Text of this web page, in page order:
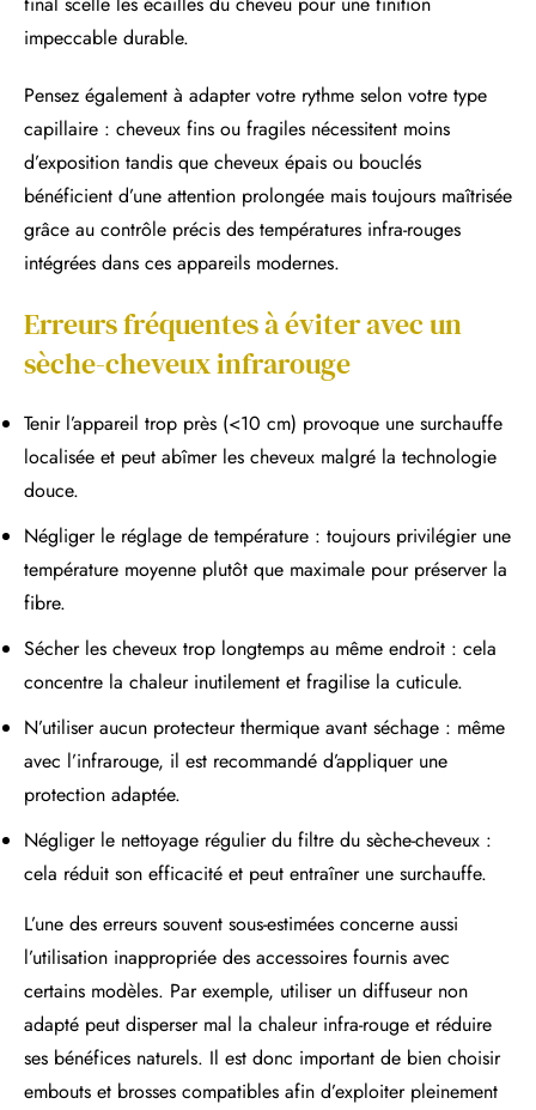
impeccable durable.
Pensez également à adapter votre rythme selon votre type
capillaire : cheveux fins ou fragiles nécessitent moins
d’exposition tandis que cheveux épais ou bouclés
bénéficient d’une attention prolongée mais toujours maîtrisée
grâce au contrôle précis des températures infra-rouges
intégrées dans ces appareils modernes.
Erreurs fréquentes à éviter avec un
sèche-cheveux infrarouge
Tenir l’appareil trop près (<10 cm) provoque une surchauffe
localisée et peut abîmer les cheveux malgré la technologie
douce.
Négliger le réglage de température : toujours privilégier une
température moyenne plutôt que maximale pour préserver la
fibre.
Sécher les cheveux trop longtemps au même endroit : cela
concentre la chaleur inutilement et fragilise la cuticule.
N’utiliser aucun protecteur thermique avant séchage : même
avec l’infrarouge, il est recommandé d’appliquer une
protection adaptée.
Négliger le nettoyage régulier du filtre du sèche-cheveux :
cela réduit son efficacité et peut entraîner une surchauffe.
L’une des erreurs souvent sous-estimées concerne aussi
l’utilisation inappropriée des accessoires fournis avec
certains modèles. Par exemple, utiliser un diffuseur non
adapté peut disperser mal la chaleur infra-rouge et réduire
ses bénéfices naturels. Il est donc important de bien choisir
embouts et brosses compatibles afin d’exploiter pleinement